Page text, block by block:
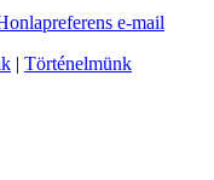
e-mail
| Történelmünk